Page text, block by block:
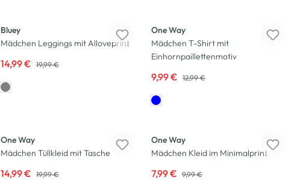
Bluey
Mädchen Leggings mit Alloveprint
14,99 € 19,99 €
One Way
Mädchen T-Shirt mit
Einhornpaillettenmotiv
9,99 € 12,99 €
One Way
Mädchen Tüllkleid mit Tasche
14,99 € 19,99 €
One Way
Mädchen Kleid im Minimalprint
7,99 € 9,99 €